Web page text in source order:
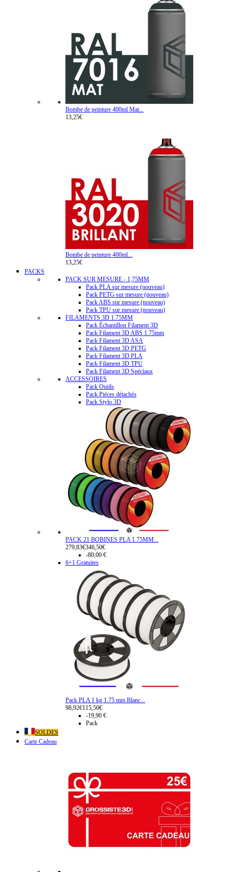
Bombe de peinture 400ml Mat...
13,25€
Bombe de peinture 400ml...
13,25€
PACKS
PACK SUR MESURE - 1,75MM
Pack PLA sur mesure (nouveau)
Pack PETG sur mesure (nouveau)
Pack ABS sur mesure (nouveau)
Pack TPU sur mesure (nouveau)
FILAMENTS 3D 1.75MM
Pack Échantillon Filament 3D
Pack Filament 3D ABS 1.75mm
Pack Filament 3D ASA
Pack Filament 3D PETG
Pack Filament 3D PLA
Pack Filament 3D TPU
Pack Filament 3D Spéciaux
ACCESSOIRES
Pack Outils
Pack Pièces détachés
Pack Stylo 3D
PACK 21 BOBINES PLA 1.75MM...
279,83€346,50€
-80,00 €
6+1 Gratuites
Pack PLA 1 kg 1.75 mm Blanc...
98,92€115,50€
-19,90 €
Pack
SOLDES
Carte Cadeau